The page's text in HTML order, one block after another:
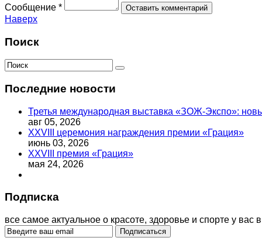
Сообщение *
Наверх
Поиск
Последние новости
Третья международная выставка «ЗОЖ-Экспо»:
авг 05, 2026
XXVIII церемония награждения премии «Грация»
июнь 03, 2026
XXVIII премия «Грация»
мая 24, 2026
Подписка
все самое актуальное о красоте, здоровье и спорте у вас